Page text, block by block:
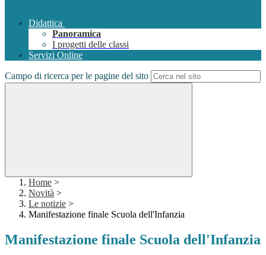
Didattica
Panoramica
I progetti delle classi
Servizi Online
Campo di ricerca per le pagine del sito
Home >
Novità >
Le notizie >
Manifestazione finale Scuola dell'Infanzia
Manifestazione finale Scuola dell'Infanzia